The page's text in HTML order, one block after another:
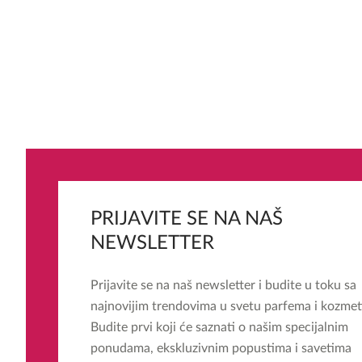
PRIJAVITE SE NA NAŠ
NEWSLETTER
Prijavite se na naš newsletter i budite u toku sa
najnovijim trendovima u svetu parfema i
Budite prvi koji će saznati o našim specijalnim
ponudama, ekskluzivnim popustima i savetima